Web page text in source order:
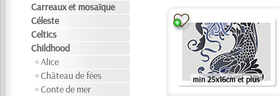
Carreaux et mosaïque
Céleste
Celtics
Childhood
Alice
Château de fées
Conte de mer
min 25x16cm et plus